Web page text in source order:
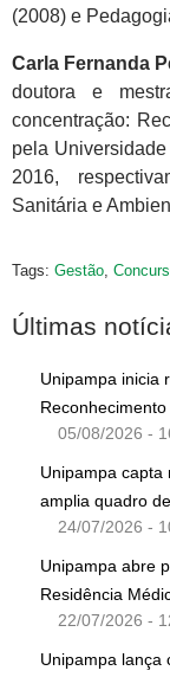
(2008) e
Carla Fernanda
doutora e
concentração:
pela
2016,
Sanitária e
Tags: Gestão,
Últimas
Unipampa inicia
05/08/2026 -
Unipampa capta
amplia quadro
24/07/2026 -
Unipampa abre
Residência
22/07/2026 -
Unipampa lança